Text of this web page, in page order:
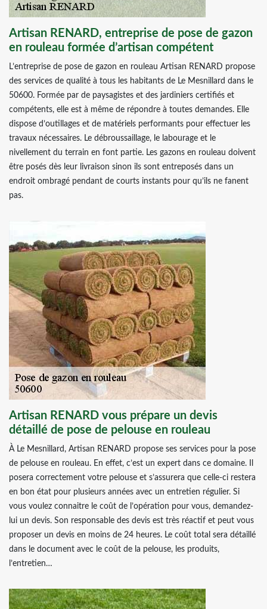
Artisan RENARD, entreprise de pose de gazon
en rouleau formée d’artisan compétent
L’entreprise de pose de gazon en rouleau Artisan RENARD propose
des services de qualité à tous les habitants de Le Mesnillard dans le
50600. Formée par de paysagistes et des jardiniers certifiés et
compétents, elle est à même de répondre à toutes demandes. Elle
dispose d’outillages et de matériels performants pour effectuer les
travaux nécessaires. Le débroussaillage, le labourage et le
nivellement du terrain en font partie. Les gazons en rouleau doivent
être posés dès leur livraison sinon ils sont entreposés dans un
endroit ombragé pendant de courts instants pour qu’ils ne fanent
pas.
Artisan RENARD vous prépare un devis
détaillé de pose de pelouse en rouleau
À Le Mesnillard, Artisan RENARD propose ses services pour la pose
de pelouse en rouleau. En effet, c’est un expert dans ce domaine. Il
posera correctement votre pelouse et s’assurera que celle-ci restera
en bon état pour plusieurs années avec un entretien régulier. Si
vous voulez connaitre le coût de l’opération pour vous, demandez-
lui un devis. Son responsable des devis est très réactif et peut vous
proposer un devis en moins de 24 heures. Le coût total sera détaillé
dans le document avec le coût de la pelouse, les produits,
l’entretien…